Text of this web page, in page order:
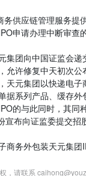
供应链管理服务
申请办理中断审
集团向中国证监会
允许修复中天初次公
天元集团以快递电
据系列产品、缓存外
的与此同时，其同
宣布向证监委提交
商务外包装天元集团
，请联系